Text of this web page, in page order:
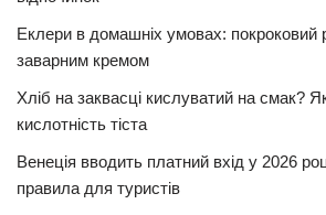
Еклери в домашніх умовах: покроковий
заварним кремом
Хліб на заквасці кислуватий на смак?
кислотність тіста
Венеція вводить платний вхід у 2026
правила для туристів